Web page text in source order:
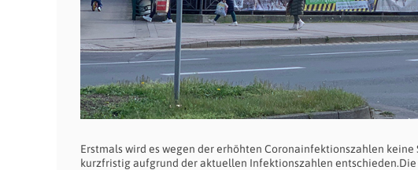
Erstmals wird es wegen der erhöhten Coronainfektionszahlen
kurzfristig aufgrund der aktuellen Infektionszahlen